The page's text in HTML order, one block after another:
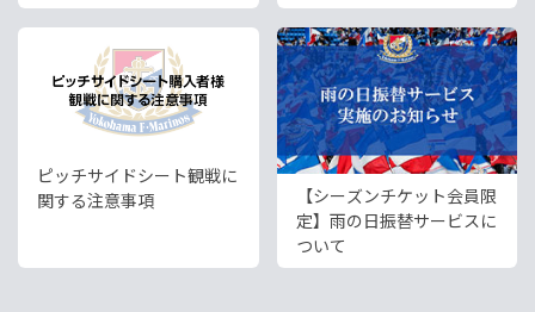
ピッチサイドシート観戦に
関する注意事項
【シーズンチケット会員限
定】雨の日振替サービスに
ついて